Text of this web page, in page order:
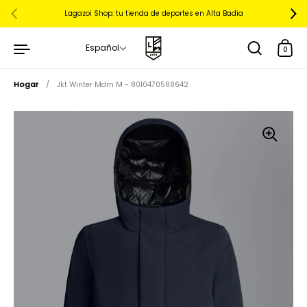
Lagazoi Shop: tu tienda de deportes en Alta Badia
Español 0
Hogar / Jkt Winter Mdm M - 8010470588642